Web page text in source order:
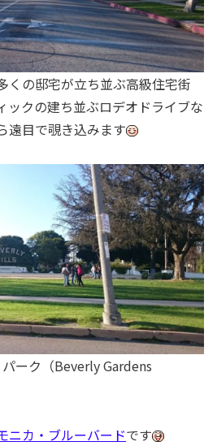
くの邸宅が立ち並ぶ高級住宅街
ックの建ち並ぶロデオドライブな
遠目で覗き込みます
パーク（Beverly Gardens
ニカ・ブルーバードです